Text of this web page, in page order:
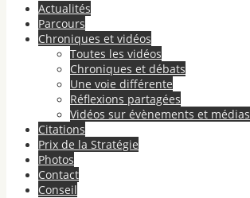
Actualités
Parcours
Chroniques et vidéos
Toutes les vidéos
Chroniques et débats
Une voie différente
Réflexions partagées
Vidéos sur évènements et médias
Citations
Prix de la Stratégie
Photos
Contact
Conseil